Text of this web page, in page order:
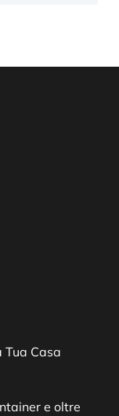
Tua Casa
e oltre